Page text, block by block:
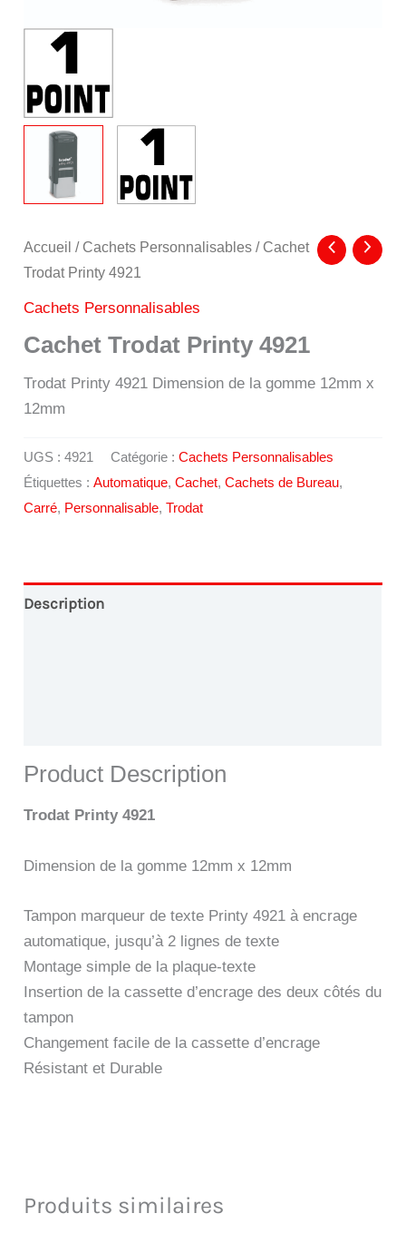
Accueil / Cachets Personnalisables / Cachet
Trodat Printy 4921
Cachets Personnalisables
Cachet Trodat Printy 4921
Trodat Printy 4921 Dimension de la gomme 12mm x
12mm
UGS :4921 Catégorie :Cachets Personnalisables
Étiquettes :Automatique,Cachet,Cachets de Bureau,
Carré, Personnalisable,Trodat
Description
Product Description
Trodat Printy 4921
Dimension de la gomme 12mm x 12mm
Tampon marqueur de texte Printy 4921 à encrage
automatique, jusqu’à 2 lignes de texte
Montage simple de la plaque-texte
Insertion de la cassette d’encrage des deux côtés du
tampon
Changement facile de la cassette d’encrage
Résistant et Durable
Produits similaires